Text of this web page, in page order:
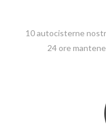
10 autocisterne
24 ore